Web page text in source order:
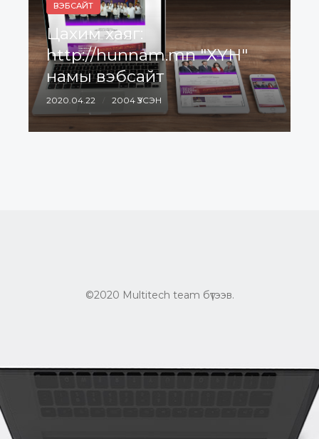
ВЭБСАЙТ
Цахим хаяг:
http://hunnam.mn "ХҮН"
намы вэбсайт
2020.04.22 2004 ҮЗСЭН
©2020 Multitech team бүтээв.